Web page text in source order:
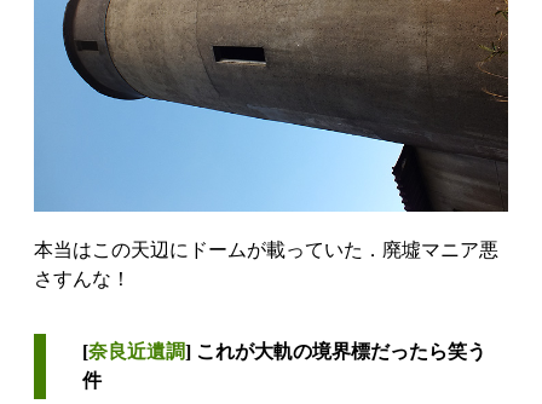
本当はこの天辺にドームが載っていた．廃墟マニア悪
さすんな！
[奈良近遺調] これが大軌の境界標だったら笑う
件